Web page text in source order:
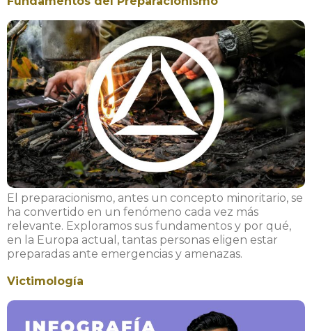
El preparacionismo, antes un concepto minoritario, se
ha convertido en un fenómeno cada vez más
relevante. Exploramos sus fundamentos y por qué,
en la Europa actual, tantas personas eligen estar
preparadas ante emergencias y amenazas.
Victimología